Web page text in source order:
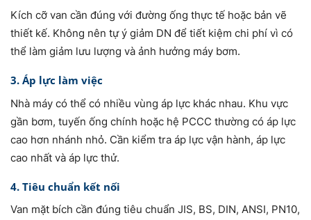
Kích cỡ van cần đúng với đường ống thực tế hoặc bản vẽ
thiết kế. Không nên tự ý giảm DN để tiết kiệm chi phí vì có
thể làm giảm lưu lượng và ảnh hưởng máy bơm.
3. Áp lực làm việc
Nhà máy có thể có nhiều vùng áp lực khác nhau. Khu vực
gần bơm, tuyến ống chính hoặc hệ PCCC thường có áp lực
cao hơn nhánh nhỏ. Cần kiểm tra áp lực vận hành, áp lực
cao nhất và áp lực thử.
4. Tiêu chuẩn kết nối
Van mặt bích cần đúng tiêu chuẩn JIS, BS, DIN, ANSI, PN10,